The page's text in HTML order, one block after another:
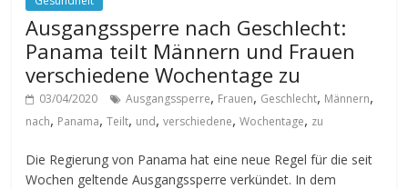
Ausgangssperre nach Geschlecht:
Panama teilt Männern und Frauen
verschiedene Wochentage zu
03/04/2020 Ausgangssperre, Frauen, Geschlecht, Männern,
nach, Panama,Teilt, und,verschiedene,Wochentage, zu
Die Regierung von Panama hat eine neue Regel für die seit
Wochen geltende Ausgangssperre verkündet. In dem